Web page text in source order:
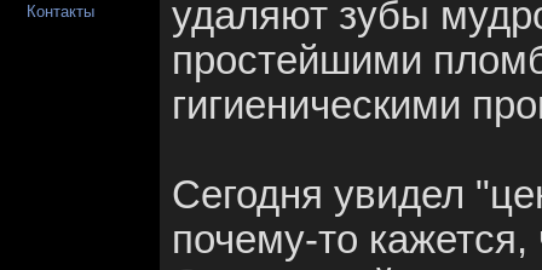
Контакты
удаляют зубы
простейшими
гигиеническими
Сегодня увидел
почему-то